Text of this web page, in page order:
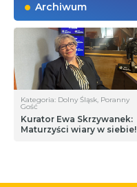
Archiwum
Kategoria: Dolny Śląsk, Poranny
Gość
Kurator Ewa Skrzywanek:
Maturzyści wiary w siebie!